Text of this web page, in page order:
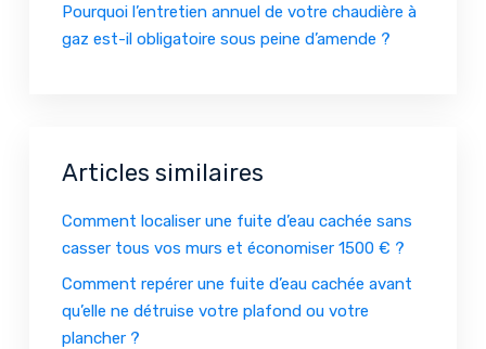
Pourquoi l’entretien annuel de votre chaudière à
gaz est-il obligatoire sous peine d’amende ?
Articles similaires
Comment localiser une fuite d’eau cachée sans
casser tous vos murs et économiser 1500 € ?
Comment repérer une fuite d’eau cachée avant
qu’elle ne détruise votre plafond ou votre
plancher ?